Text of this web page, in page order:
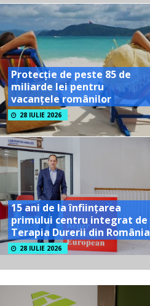
Protecție de peste 85 de
miliarde lei pentru
vacanțele românilor
28 IULIE 2026
15 ani de la înființarea
primului centru integrat de
Terapia Durerii din România
28 IULIE 2026